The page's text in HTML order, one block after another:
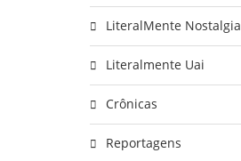
LiteralMente Nostalgia
Literalmente Uai
Crônicas
Reportagens